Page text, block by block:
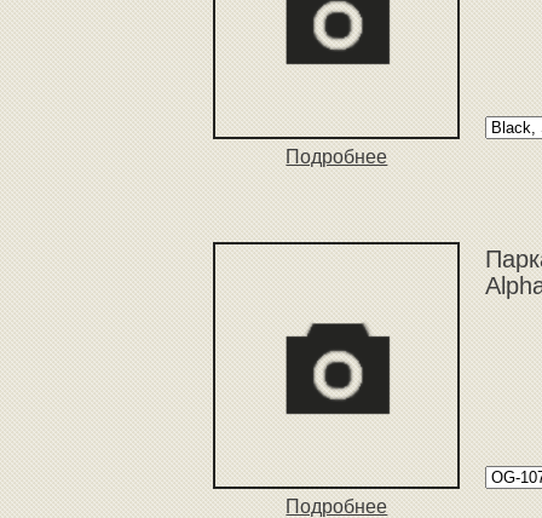
Подробнее
Подробнее